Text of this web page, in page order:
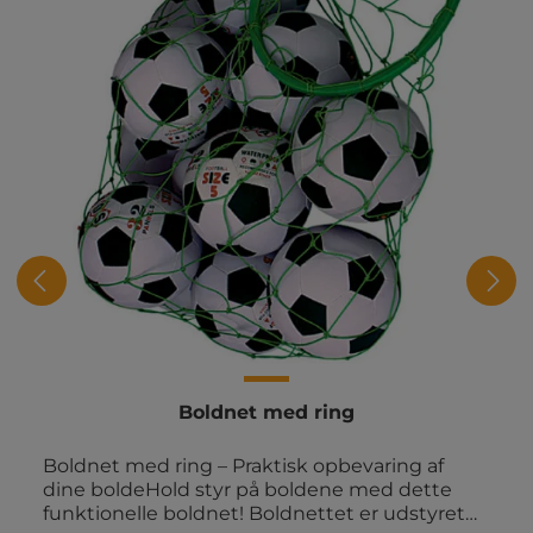
Boldnet med ring
Boldnet med ring – Praktisk opbevaring af
dine boldeHold styr på boldene med dette
funktionelle boldnet! Boldnettet er udstyret